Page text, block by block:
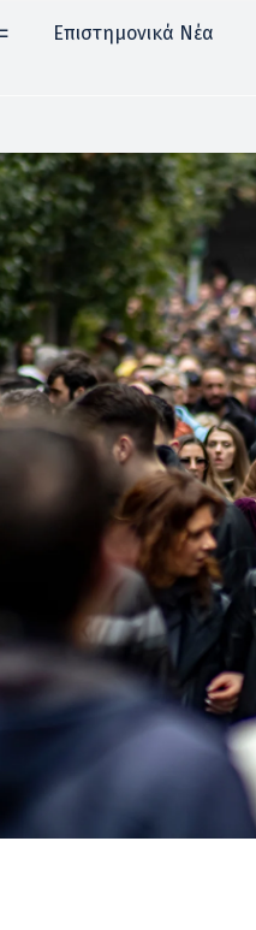
Επιστημονικά Νέα